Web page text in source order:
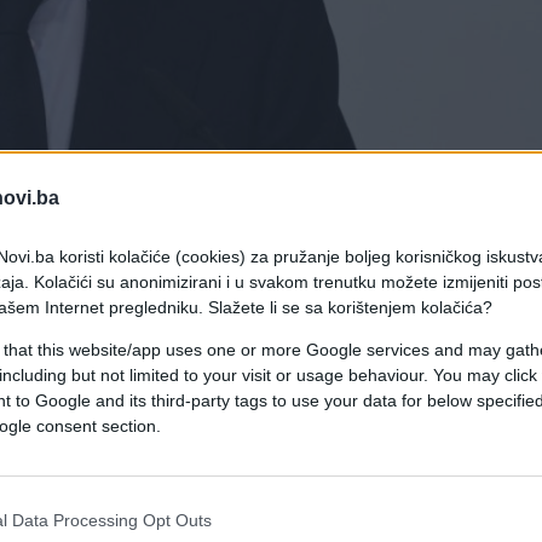
koristi kolačiće (cookies) za pružanje boljeg korisničkog
Kolačići su anonimizirani i u svakom trenutku možete izmijeniti
Internet pregledniku. Slažete li se sa korištenjem kolačića?
that this website/app uses one or more Google services and may
but not limited to your visit or usage behaviour. You may
to Google and its third-party tags to use your data for below
consent section.
Data Processing Opt Outs
svlačionice koje je procurilo u javnost proteklih
Péreza sazvao je izvanrednu press
u 18:00 sati, naš predsjednik,
nakon sastanka Upravnog odbora i